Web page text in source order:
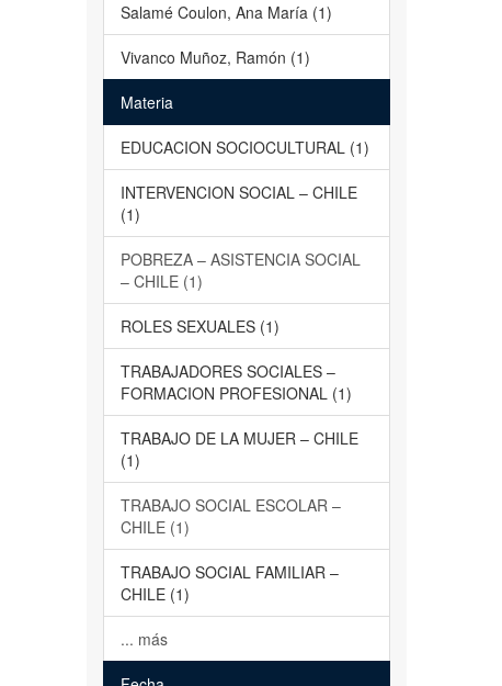
Salamé Coulon, Ana María (1)
Vivanco Muñoz, Ramón (1)
Materia
EDUCACION SOCIOCULTURAL (1)
INTERVENCION SOCIAL – CHILE
(1)
POBREZA – ASISTENCIA SOCIAL
– CHILE (1)
ROLES SEXUALES (1)
TRABAJADORES SOCIALES –
FORMACION PROFESIONAL (1)
TRABAJO DE LA MUJER – CHILE
(1)
TRABAJO SOCIAL ESCOLAR –
CHILE (1)
TRABAJO SOCIAL FAMILIAR –
CHILE (1)
... más